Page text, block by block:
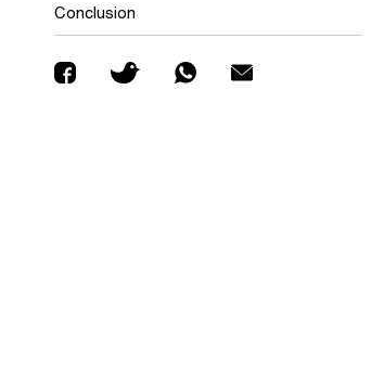
Conclusion